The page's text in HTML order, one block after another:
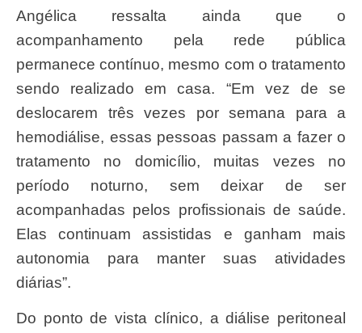
Angélica ressalta ainda que o
acompanhamento pela rede pública
permanece contínuo, mesmo com o tratamento
sendo realizado em casa. “Em vez de se
deslocarem três vezes por semana para a
hemodiálise, essas pessoas passam a fazer o
tratamento no domicílio, muitas vezes no
período noturno, sem deixar de ser
acompanhadas pelos profissionais de saúde.
Elas continuam assistidas e ganham mais
autonomia para manter suas atividades
diárias”.
Do ponto de vista clínico, a diálise peritoneal